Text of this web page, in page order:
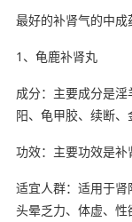
最好的补肾气的中成
1、龟鹿补肾丸
成分：主要成分是
阳、龟甲胶、续断、
功效：主要功效是补
适宜人群：适用于肾
头晕乏力、体虚、